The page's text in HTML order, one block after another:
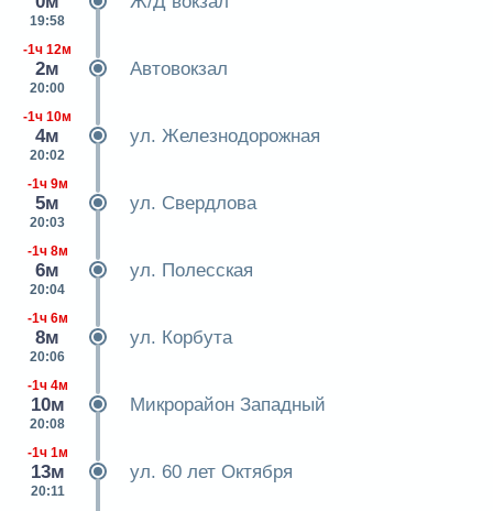
19:58
-1ч 12м
2м
20:00
Автовокзал
-1ч 10м
4м
20:02
ул. Железнодорожная
-1ч 9м
5м
20:03
ул. Свердлова
-1ч 8м
6м
20:04
ул. Полесская
-1ч 6м
8м
20:06
ул. Корбута
-1ч 4м
10м
20:08
Микрорайон Западный
-1ч 1м
13м
20:11
ул. 60 лет Октября